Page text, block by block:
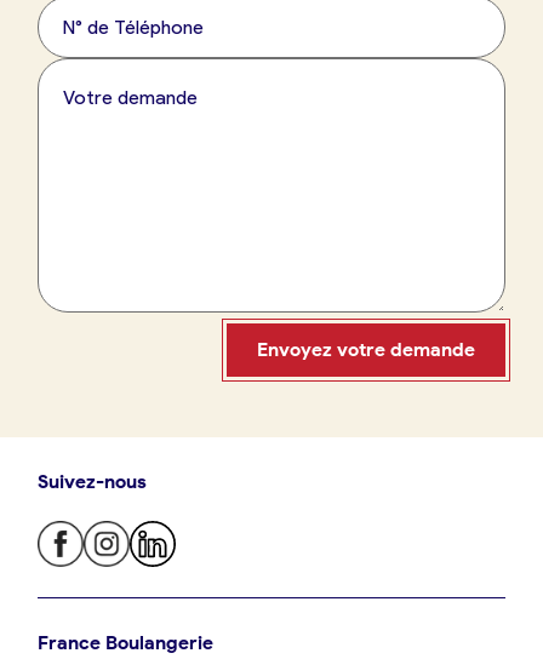
Je trouve ma boulangerie
09 86 23 49 09
Non, annuler
Envoyez votre demande
Suivez-nous
France Boulangerie